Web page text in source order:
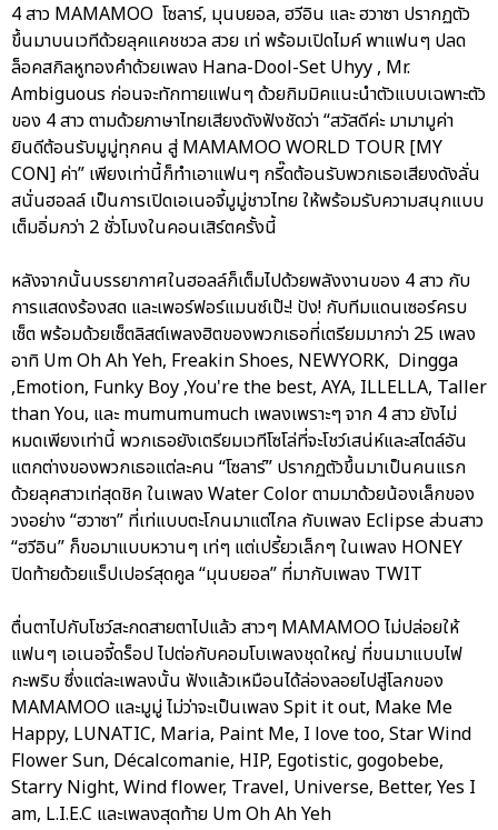
4 สาว MAMAMOO โซลาร์, มุนบยอล, ฮวีอิน และ ฮวาซา ปรากฏตัว
ขึ้นมาบนเวทีด้วยลุคแคชชวล สวย เท่ พร้อมเปิดไมค์ พาแฟนๆ ปลด
ล็อคสกิลหูทองคำด้วยเพลง Hana-Dool-Set Uhyy , Mr.
Ambiguous ก่อนจะทักทายแฟนๆ ด้วยกิมมิคแนะนำตัวแบบเฉพาะตัว
ของ 4 สาว ตามด้วยภาษาไทยเสียงดังฟังชัดว่า “สวัสดีค่ะ มามามูค่า
ยินดีต้อนรับมูมู่ทุกคน สู่ MAMAMOO WORLD TOUR [MY
CON] ค่า” เพียงเท่านี้ก็ทำเอาแฟนๆ กรี๊ดต้อนรับพวกเธอเสียงดังลั่น
สนั่นฮอลล์ เป็นการเปิดเอเนอจี้มูมู่ชาวไทย ให้พร้อมรับความสนุกแบบ
เต็มอิ่มกว่า 2 ชั่วโมงในคอนเสิร์ตครั้งนี้
หลังจากนั้นบรรยากาศในฮอลล์ก็เต็มไปด้วยพลังงานของ 4 สาว กับ
การแสดงร้องสด และเพอร์ฟอร์แมนซ์เป๊ะ! ปัง! กับทีมแดนเซอร์ครบ
เซ็ต พร้อมด้วยเซ็ตลิสต์เพลงฮิตของพวกเธอที่เตรียมมากว่า 25 เพลง
อาทิ Um Oh Ah Yeh, Freakin Shoes, NEWYORK, Dingga
,Emotion, Funky Boy ,You're the best, AYA, ILLELLA, Taller
than You, และ mumumumuch เพลงเพราะๆ จาก 4 สาว ยังไม่
หมดเพียงเท่านี้ พวกเธอยังเตรียมเวทีโซโล่ที่จะโชว์เสน่ห์และสไตล์อัน
แตกต่างของพวกเธอแต่ละคน “โซลาร์” ปรากฏตัวขึ้นมาเป็นคนแรก
ด้วยลุคสาวเท่สุดชิค ในเพลง Water Color ตามมาด้วยน้องเล็กของ
วงอย่าง “ฮวาซา” ที่เท่แบบตะโกนมาแต่ไกล กับเพลง Eclipse ส่วนสาว
“ฮวีอิน” ก็ขอมาแบบหวานๆ เท่ๆ แต่เปรี้ยวเล็กๆ ในเพลง HONEY
ปิดท้ายด้วยแร็ปเปอร์สุดคูล “มุนบยอล” ที่มากับเพลง TWIT
ตื่นตาไปกับโชว์สะกดสายตาไปแล้ว สาวๆ MAMAMOO ไม่ปล่อยให้
แฟนๆ เอเนอจี้ดร็อป ไปต่อกับคอมโบเพลงชุดใหญ่ ที่ขนมาแบบไฟ
กะพริบ ซึ่งแต่ละเพลงนั้น ฟังแล้วเหมือนได้ล่องลอยไปสู่โลกของ
MAMAMOO และมูมู่ ไม่ว่าจะเป็นเพลง Spit it out, Make Me
Happy, LUNATIC, Maria, Paint Me, I love too, Star Wind
Flower Sun, Décalcomanie, HIP, Egotistic, gogobebe,
Starry Night, Wind flower, Travel, Universe, Better, Yes I
am, L.I.E.C และเพลงสุดท้าย Um Oh Ah Yeh